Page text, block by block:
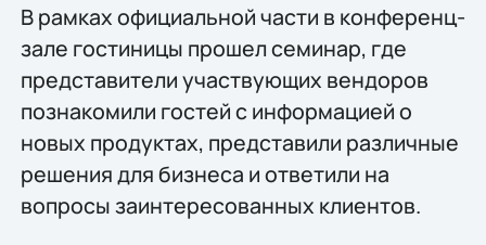
В рамках официальной части в конференц-
зале гостиницы прошел семинар, где
представители участвующих вендоров
познакомили гостей с информацией о
новых продуктах, представили различные
решения для бизнеса и ответили на
вопросы заинтересованных клиентов.